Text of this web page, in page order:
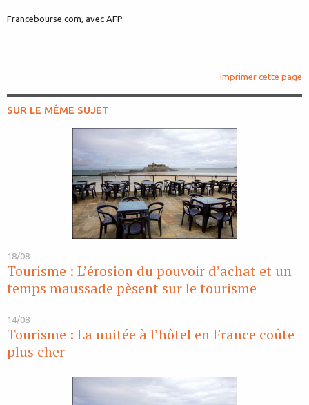
Francebourse.com, avec AFP
Imprimer cette page
SUR LE MÊME SUJET
18/08
Tourisme : L’érosion du pouvoir d’achat et un
temps maussade pèsent sur le tourisme
14/08
Tourisme : La nuitée à l’hôtel en France coûte
plus cher